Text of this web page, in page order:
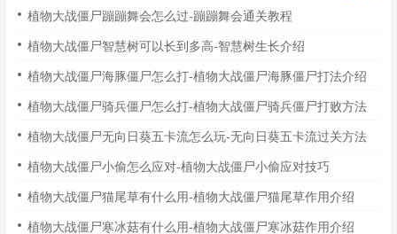
植物大战僵尸蹦蹦舞会怎么过-蹦蹦舞会通关教程
植物大战僵尸智慧树可以长到多高-智慧树生长介绍
植物大战僵尸海豚僵尸怎么打-植物大战僵尸海豚僵尸打法介绍
植物大战僵尸骑兵僵尸怎么打-植物大战僵尸骑兵僵尸打败方法
植物大战僵尸无向日葵五卡流怎么玩-无向日葵五卡流过关方法
植物大战僵尸小偷怎么应对-植物大战僵尸小偷应对技巧
植物大战僵尸猫尾草有什么用-植物大战僵尸猫尾草作用介绍
植物大战僵尸寒冰菇有什么用-植物大战僵尸寒冰菇作用介绍